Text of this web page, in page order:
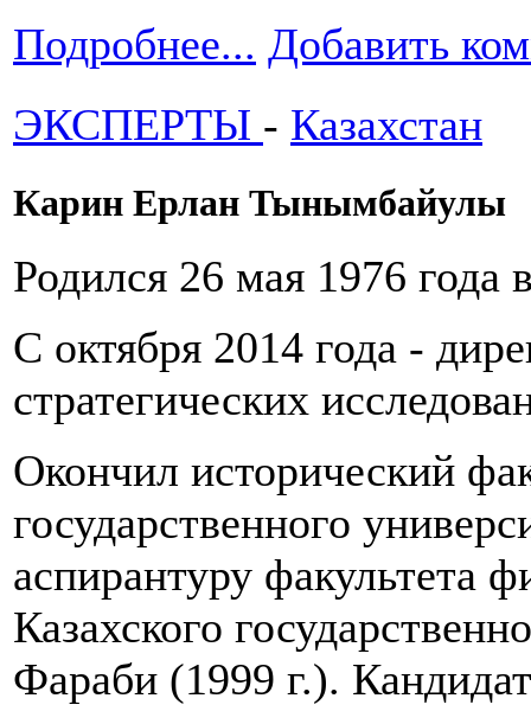
Подробнее... Добавить
ЭКСПЕРТЫ - Казахстан
Карин Ерлан Тынымбайулы
Родился 26 мая 1976
С октября 2014 года -
стратегических
Окончил исторический
государственного
аспирантуру факультета
Казахского
Фараби (1999 г.).